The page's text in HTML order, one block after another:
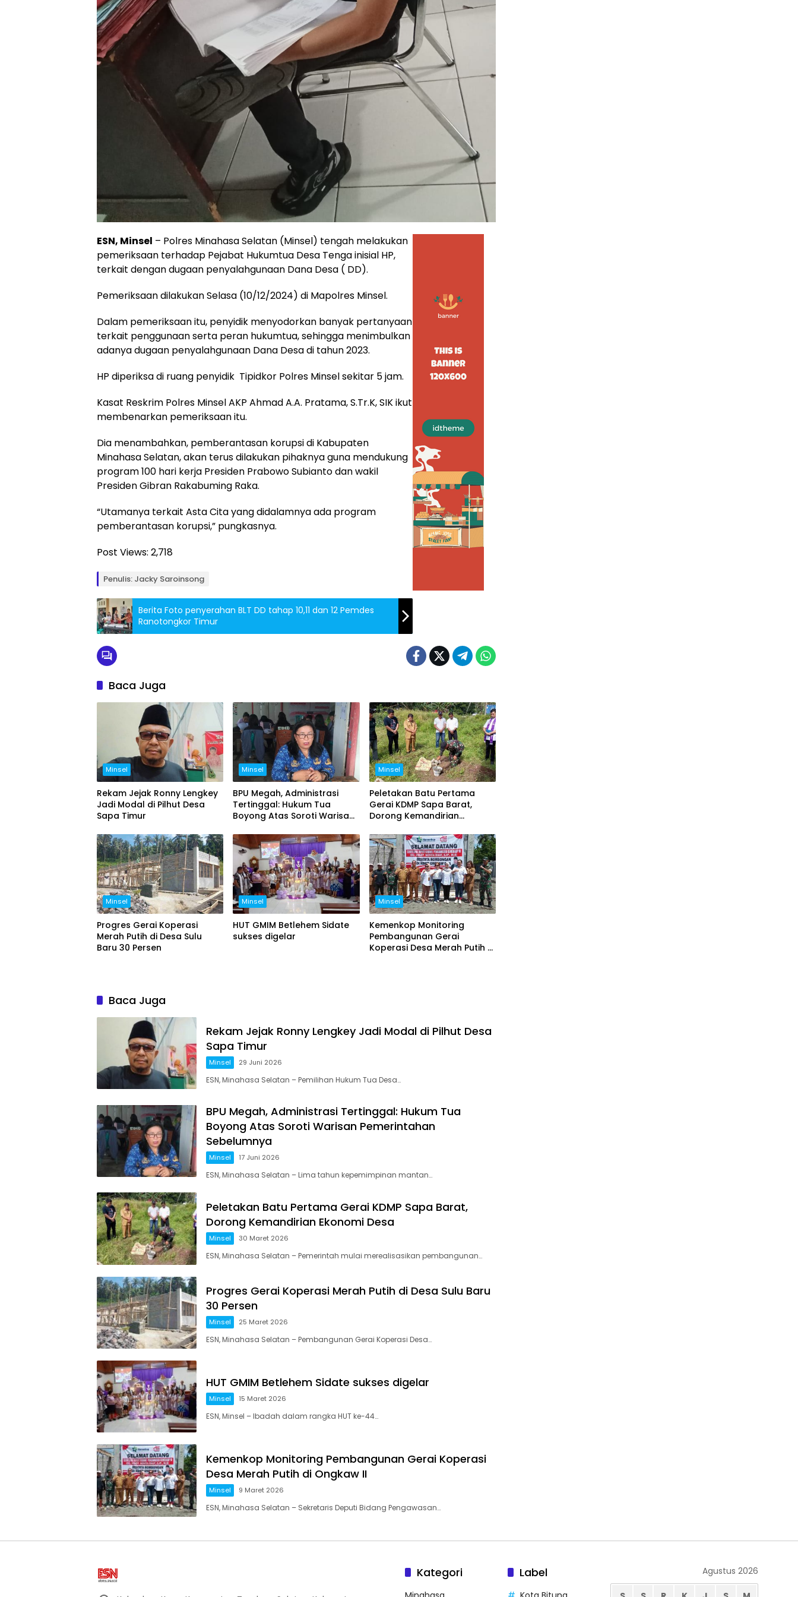
ESN, Minsel – Polres Minahasa Selatan (Minsel) tengah melakukan
pemeriksaan terhadap Pejabat Hukumtua Desa Tenga inisial HP,
terkait dengan dugaan penyalahgunaan Dana Desa ( DD).
Pemeriksaan dilakukan Selasa (10/12/2024) di Mapolres Minsel.
Dalam pemeriksaan itu, penyidik menyodorkan banyak pertanyaan
terkait penggunaan serta peran hukumtua, sehingga menimbulkan
adanya dugaan penyalahgunaan Dana Desa di tahun 2023.
HP diperiksa di ruang penyidik Tipidkor Polres Minsel sekitar 5 jam.
Kasat Reskrim Polres Minsel AKP Ahmad A.A. Pratama, S.Tr.K, SIK ikut
membenarkan pemeriksaan itu.
Dia menambahkan, pemberantasan korupsi di Kabupaten
Minahasa Selatan, akan terus dilakukan pihaknya guna mendukung
program 100 hari kerja Presiden Prabowo Subianto dan wakil
Presiden Gibran Rakabuming Raka.
“Utamanya terkait Asta Cita yang didalamnya ada program
pemberantasan korupsi,” pungkasnya.
Post Views: 2,718
Penulis: Jacky Saroinsong
Berita Foto penyerahan BLT DD tahap 10,11 dan 12 Pemdes
Ranotongkor Timur
Baca Juga
Minsel
Rekam Jejak Ronny Lengkey
Jadi Modal di Pilhut Desa
Sapa Timur
Minsel
BPU Megah, Administrasi
Tertinggal: Hukum Tua
Boyong Atas Soroti Warisan
Minsel
Peletakan Batu Pertama
Gerai KDMP Sapa Barat,
Dorong Kemandirian
Minsel
Progres Gerai Koperasi
Merah Putih di Desa Sulu
Baru 30 Persen
Minsel
HUT GMIM Betlehem Sidate
sukses digelar
Minsel
Kemenkop Monitoring
Pembangunan Gerai
Koperasi Desa Merah Putih di
Baca Juga
Rekam Jejak Ronny Lengkey Jadi Modal di Pilhut Desa
Sapa Timur
Minsel 29 Juni 2026
ESN, Minahasa Selatan – Pemilihan Hukum Tua Desa…
BPU Megah, Administrasi Tertinggal: Hukum Tua
Boyong Atas Soroti Warisan Pemerintahan
Sebelumnya
Minsel 17 Juni 2026
ESN, Minahasa Selatan – Lima tahun kepemimpinan mantan…
Peletakan Batu Pertama Gerai KDMP Sapa Barat,
Dorong Kemandirian Ekonomi Desa
Minsel 30 Maret 2026
ESN, Minahasa Selatan – Pemerintah mulai merealisasikan pembangunan…
Progres Gerai Koperasi Merah Putih di Desa Sulu Baru
30 Persen
Minsel 25 Maret 2026
ESN, Minahasa Selatan – Pembangunan Gerai Koperasi Desa…
HUT GMIM Betlehem Sidate sukses digelar
Minsel 15 Maret 2026
ESN, Minsel – Ibadah dalam rangka HUT ke-44…
Kemenkop Monitoring Pembangunan Gerai Koperasi
Desa Merah Putih di Ongkaw II
Minsel 9 Maret 2026
ESN, Minahasa Selatan – Sekretaris Deputi Bidang Pengawasan…
Kategori Label Agustus 2026